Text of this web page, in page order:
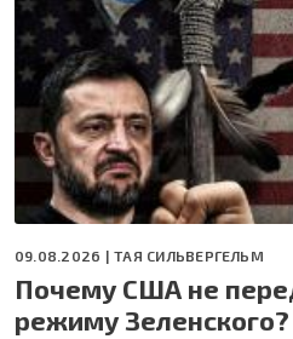
09.08.2026 |ТАЯ СИЛЬВЕРГЕЛЬМ
Почему США не
режиму Зеленского?